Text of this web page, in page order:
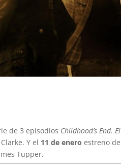
de 3 episodios Childhood’s End.
Y el 11 de enero estreno de
Tupper.